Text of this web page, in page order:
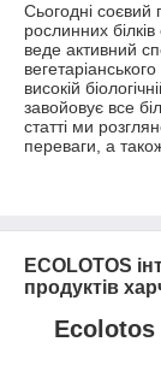
Сьогодні
рослинних
веде активний
високій
завойовує все
статті ми
переваги, а
ECOLOTOS
продуктів
Ecolotos